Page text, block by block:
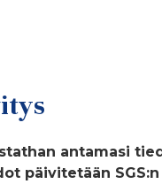
antamasi